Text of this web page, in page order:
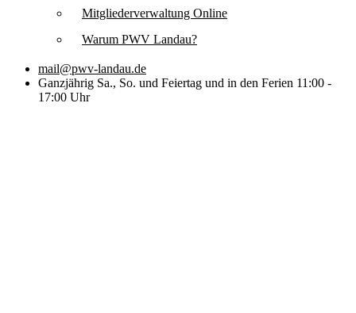
Mitgliederverwaltung Online
Warum PWV Landau?
mail@pwv-landau.de
Ganzjährig Sa., So. und Feiertag und in den Ferien 11:00 -
17:00 Uhr